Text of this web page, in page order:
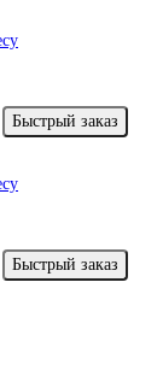
Быстрый заказ
Быстрый заказ